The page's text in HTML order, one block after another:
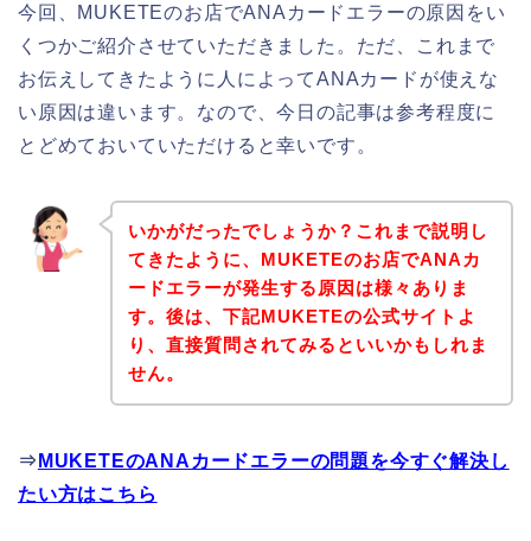
今回、MUKETEのお店でANAカードエラーの原因をい
くつかご紹介させていただきました。ただ、これまで
お伝えしてきたように人によってANAカードが使えな
い原因は違います。なので、今日の記事は参考程度に
とどめておいていただけると幸いです。
いかがだったでしょうか？これまで説明し
てきたように、MUKETEのお店でANAカ
ードエラーが発生する原因は様々ありま
す。後は、下記MUKETEの公式サイトよ
り、直接質問されてみるといいかもしれま
せん。
⇒ MUKETEのANAカードエラーの問題を今すぐ解決し
たい方はこちら